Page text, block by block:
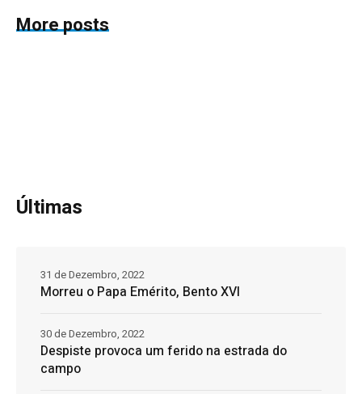
More posts
Últimas
Morreu o Papa Emérito, Bento XVI
31 de Dezembro, 2022
Despiste provoca um ferido na estrada do
campo
30 de Dezembro, 2022